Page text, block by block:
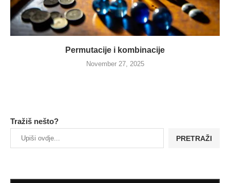
Permutacije i kombinacije
November 27, 2025
Tražiš nešto?
PRETRAŽI